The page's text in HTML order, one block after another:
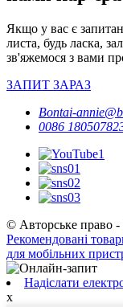
Якщо у вас є
листа, будь ласка,
зв'яжемося з вами
ЗАПИТ ЗАРАЗ
Bontai-
0086
© Авторське право -
Рекомендовані
для мобільних
Надіслати
x